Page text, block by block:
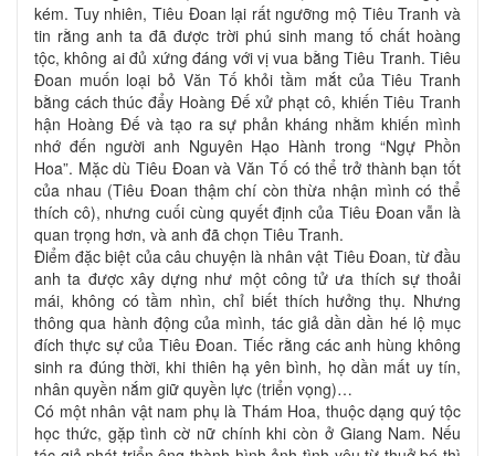
kém. Tuy nhiên, Tiêu Đoan lại rất ngưỡng mộ Tiêu Tranh và
tin rằng anh ta đã được trời phú sinh mang tố chất hoàng
tộc, không ai đủ xứng đáng với vị vua bằng Tiêu Tranh. Tiêu
Đoan muốn loại bỏ Văn Tố khỏi tầm mắt của Tiêu Tranh
bằng cách thúc đẩy Hoàng Đế xử phạt cô, khiến Tiêu Tranh
hận Hoàng Đế và tạo ra sự phản kháng nhằm khiến mình
nhớ đến người anh Nguyên Hạo Hành trong “Ngự Phồn
Hoa”. Mặc dù Tiêu Đoan và Văn Tố có thể trở thành bạn tốt
của nhau (Tiêu Đoan thậm chí còn thừa nhận mình có thể
thích cô), nhưng cuối cùng quyết định của Tiêu Đoan vẫn là
quan trọng hơn, và anh đã chọn Tiêu Tranh.
Điểm đặc biệt của câu chuyện là nhân vật Tiêu Đoan, từ đầu
anh ta được xây dựng như một công tử ưa thích sự thoải
mái, không có tầm nhìn, chỉ biết thích hưởng thụ. Nhưng
thông qua hành động của mình, tác giả dần dần hé lộ mục
đích thực sự của Tiêu Đoan. Tiếc rằng các anh hùng không
sinh ra đúng thời, khi thiên hạ yên bình, họ dần mất uy tín,
nhân quyền nắm giữ quyền lực (triển vọng)…
Có một nhân vật nam phụ là Thám Hoa, thuộc dạng quý tộc
học thức, gặp tình cờ nữ chính khi còn ở Giang Nam. Nếu